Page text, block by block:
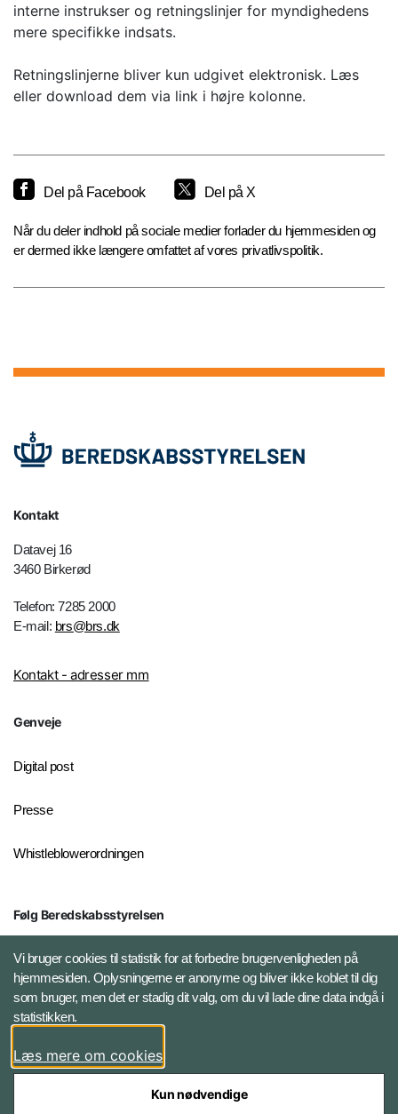
interne instrukser og retningslinjer for myndighedens
mere specifikke indsats.
Retningslinjerne bliver kun udgivet elektronisk. Læs
eller download dem via link i højre kolonne.
Del på Facebook Del på X
Når du deler indhold på sociale medier forlader du hjemmesiden og
er dermed ikke længere omfattet af vores privatlivspolitik.
Kontakt
Datavej 16
3460 Birkerød
Telefon: 7285 2000
E-mail: brs@brs.dk
Kontakt - adresser mm
Genveje
Digital post
Presse
Whistleblowerordningen
Følg Beredskabsstyrelsen
X BRSdk
LinkedIn BRS-profil
Vi bruger cookies til statistik for at forbedre brugervenligheden på
hjemmesiden. Oplysningerne er anonyme og bliver ikke koblet til dig
som bruger, men det er stadig dit valg, om du vil lade dine data indgå i
statistikken.
Læs mere om cookies
Kun nødvendige